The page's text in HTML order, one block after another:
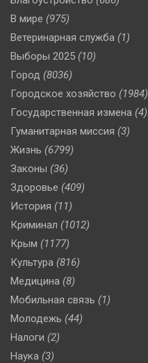
В мире (975)
Ветеринарная служба (1)
Выборы 2025 (10)
Город (8036)
Городское хозяйство (1984)
Государственная измена (4)
Гуманитарная миссия (3)
Жизнь (6799)
Законы (36)
Здоровье (409)
История (11)
Криминал (1012)
Крым (1177)
Культура (816)
Медицина (8)
Мобильная связь (1)
Молодежь (44)
Налоги (2)
Наука (3)